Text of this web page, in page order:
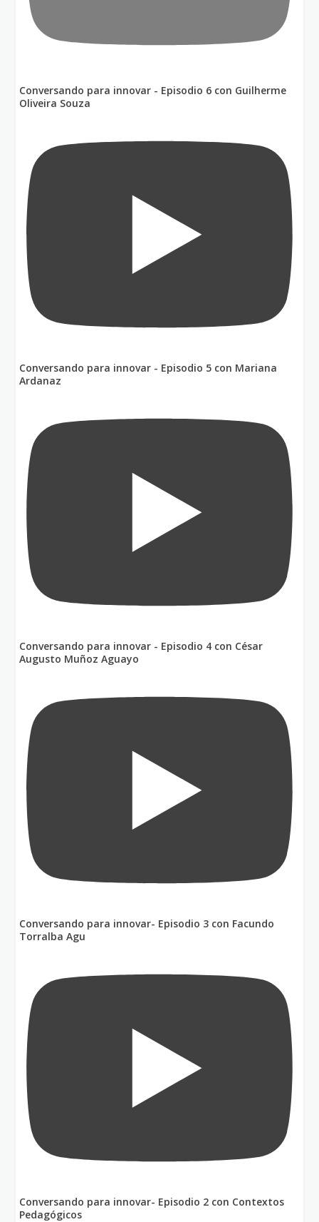
Conversando para innovar - Episodio 6 con Guilherme
Oliveira Souza
Conversando para innovar - Episodio 5 con Mariana
Ardanaz
Conversando para innovar - Episodio 4 con César
Augusto Muñoz Aguayo
Conversando para innovar- Episodio 3 con Facundo
Torralba Agu
Conversando para innovar- Episodio 2 con Contextos
Pedagógicos